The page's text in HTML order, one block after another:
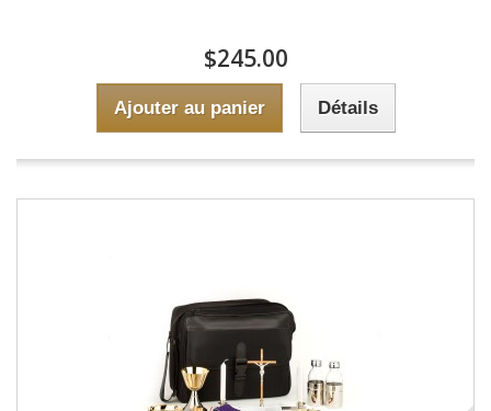
$245.00
Ajouter au panier Détails